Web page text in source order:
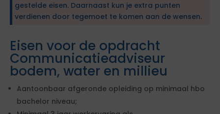
gestelde eisen. Daarnaast kun je extra punten
verdienen door tegemoet te komen aan de wensen.
Eisen voor de opdracht
Communicatieadviseur
bodem, water en millieu
Aantoonbaar afgeronde opleiding op minimaal hbo
bachelor niveau;